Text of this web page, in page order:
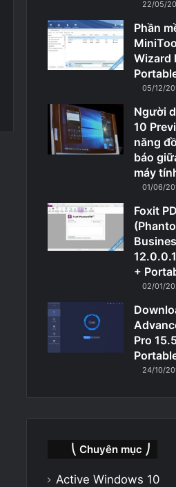
22/05/
Phần
Wizard
05/12/
Người
10
năng
báo
máy
01/06/
Foxit
+
02/01/
Pro
24/10/
⎝ Chuyên mục ⎠
Active Windows 10